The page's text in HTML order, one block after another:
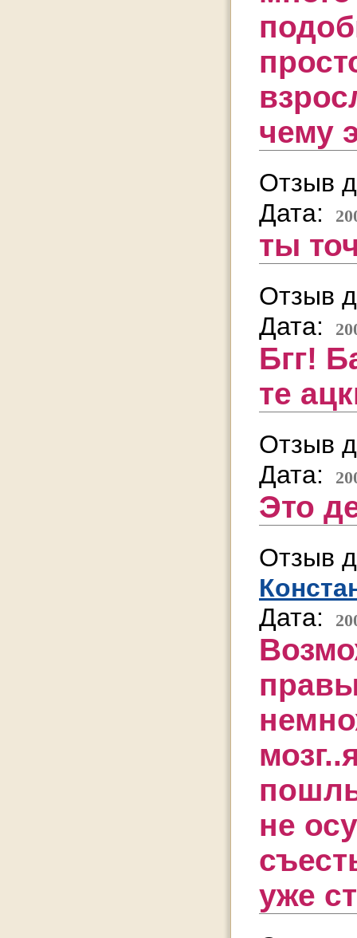
чему
Отзыв
Дата:
ты
Отзыв
Дата:
Бгг!
те
Отзыв
Дата:
Это
Отзыв
Дата:
не
уже